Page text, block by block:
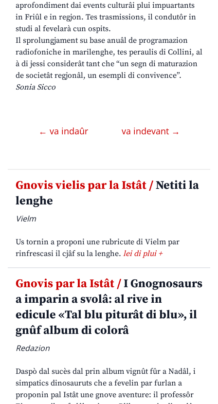
aprofondiment dai events culturâi plui impuartants
in Friûl e in regjon. Tes trasmissions, il condutôr in
studi al fevelarà cun ospits.
Il sprolungjament su base anuâl de programazion
radiofoniche in marilenghe, tes peraulis di Collini, al
à di jessi considerât tant che “un segn di maturazion
de societât regjonâl, un esempli di convivence”.
Sonia Sicco
← va indaûr va indevant →
Gnovis vielis par la Istât /Netiti la
lenghe
Vielm
Us tornin a proponi une rubricute di Vielm par
rinfrescasi il cjâf su la lenghe. lei di plui +
Gnovis par la Istât /I Gnognosaurs
a imparin a svolâ: al rive in
edicule «Tal blu piturât di blu», il
gnûf album di colorâ
Redazion
Daspò dal sucès dal prin album vignût fûr a Nadâl, i
simpatics dinosauruts che a fevelin par furlan a
proponin pal Istât une gnove aventure: il professôr